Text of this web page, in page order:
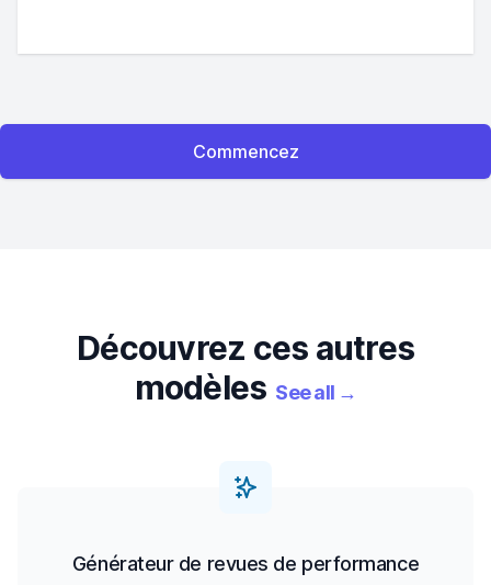
Commencez
Découvrez ces autres
modèles See all →
Générateur de revues de performance